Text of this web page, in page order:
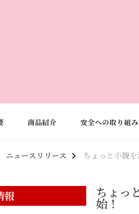
商品紹介 安全への取り組み
ニュースリリース ちょっと小腹
報 ちょっ
始！